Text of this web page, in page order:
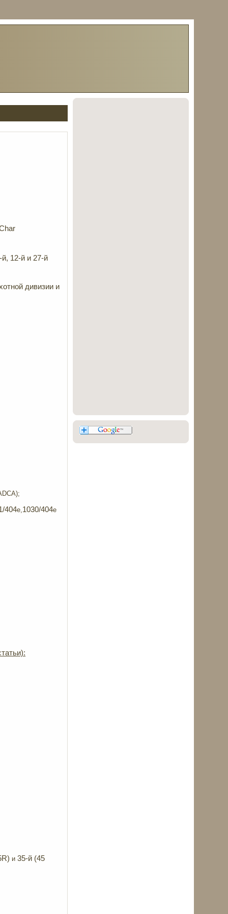
12-й и 27-й
дивизии и
);
404e 1030/404e
и35-й (45